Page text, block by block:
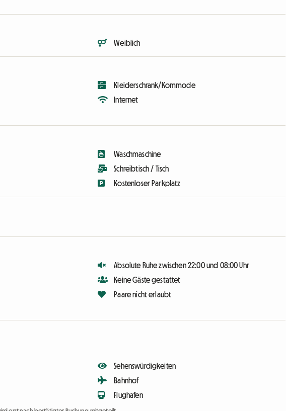
Weiblich
Kleiderschrank/Kommode
Internet
Waschmaschine
Schreibtisch / Tisch
Kostenloser Parkplatz
Absolute Ruhe zwischen 22:00 und 08:00 Uhr
Keine Gäste gestattet
Paare nicht erlaubt
Sehenswürdigkeiten
Bahnhof
Flughafen